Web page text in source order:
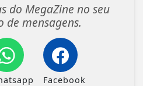
do MegaZine no seu
de mensagens.
Facebook